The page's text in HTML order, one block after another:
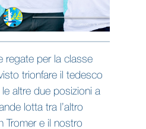
regate per la classe
trionfare il tedesco
altre due posizioni a
lotta tra l’altro
Tromer e il nostro